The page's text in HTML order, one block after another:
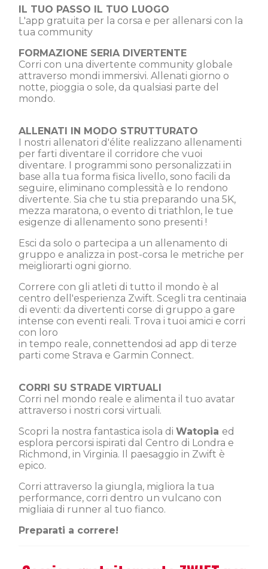
IL TUO PASSO IL TUO LUOGO
L'app gratuita per la corsa e per allenarsi con la
tua community
FORMAZIONE SERIA DIVERTENTE
Corri con una divertente community globale
attraverso mondi immersivi. Allenati giorno o
notte, pioggia o sole, da qualsiasi parte del
mondo.
ALLENATI IN MODO STRUTTURATO
I nostri allenatori d'élite realizzano allenamenti
per farti diventare il corridore che vuoi
diventare. I programmi sono personalizzati in
base alla tua forma fisica livello, sono facili da
seguire, eliminano complessità e lo rendono
divertente. Sia che tu stia preparando una 5K,
mezza maratona, o evento di triathlon, le tue
esigenze di allenamento sono presenti !
Esci da solo o partecipa a un allenamento di
gruppo e analizza in post-corsa le metriche per
meigliorarti ogni giorno.
Correre con gli atleti di tutto il mondo è al
centro dell'esperienza Zwift. Scegli tra centinaia
di eventi: da divertenti corse di gruppo a gare
intense con eventi reali. Trova i tuoi amici e corri
con loro
in tempo reale, connettendosi ad app di terze
parti come Strava e Garmin Connect.
CORRI SU STRADE VIRTUALI
Corri nel mondo reale e alimenta il tuo avatar
attraverso i nostri corsi virtuali.
Scopri la nostra fantastica isola di Watopia ed
esplora percorsi ispirati dal Centro di Londra e
Richmond, in Virginia. Il paesaggio in Zwift è
epico.
Corri attraverso la giungla, migliora la tua
performance, corri dentro un vulcano con
migliaia di runner al tuo fianco.
Preparati a correre!